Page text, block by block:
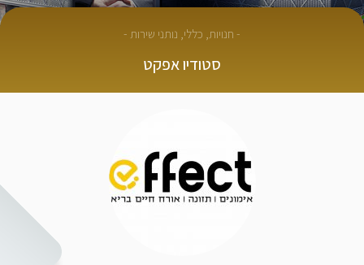
- חנויות, כללי, נותני שירות -
סטודיו אפקט